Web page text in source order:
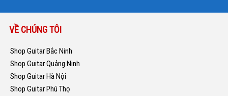
VỀ CHÚNG TÔI
Shop Guitar Bắc Ninh
Shop Guitar Quảng Ninh
Shop Guitar Hà Nội
Shop Guitar Phú Thọ